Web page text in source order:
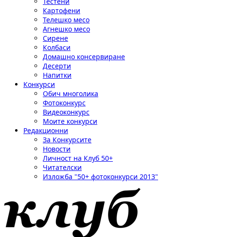
Картофени
Телешко месо
Агнешко месо
Сирене
Колбаси
Домашно консервиране
Десерти
Напитки
Конкурси
Обич многолика
Фотоконкурс
Видеоконкурс
Моите конкурси
Редакционни
За Конкурсите
Новости
Личност на Клуб 50+
Читателски
Изложба "50+ фотоконкурси 2013"